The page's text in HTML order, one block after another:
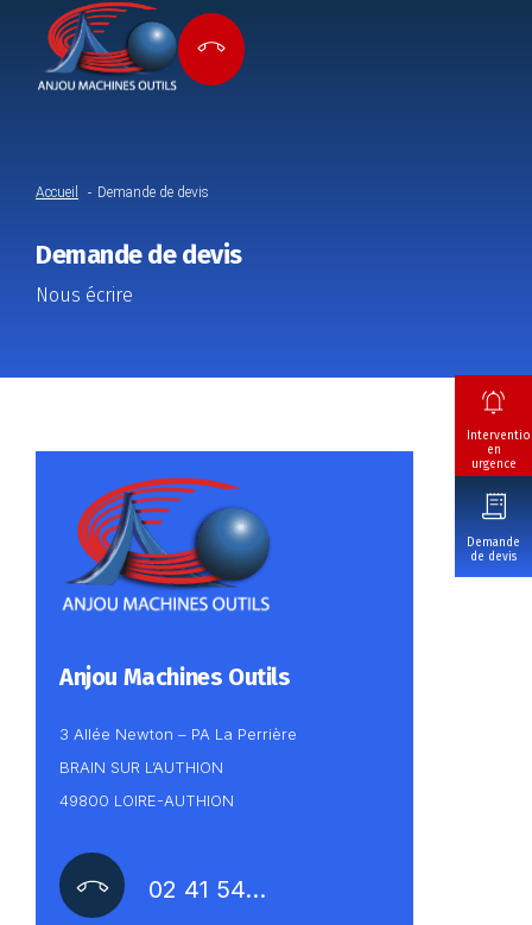
en
urgence
Demande
de devis
Accueil Demande de devis
Demande de devis
Nous écrire
Anjou Machines Outils
3 Allée Newton – PA La Perrière
BRAIN SUR L’AUTHION
49800 LOIRE-AUTHION
02 41 54…